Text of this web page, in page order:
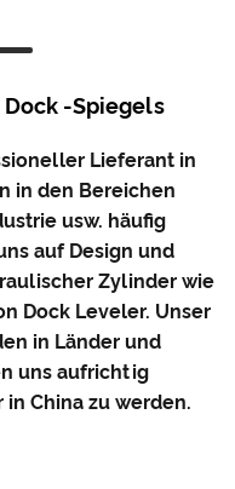
-Spiegels
Lieferant in
in den Bereichen
usw. häufig
auf Design und
Zylinder wie
Dock Leveler. Unser
in Länder und
uns aufrichtig
China zu werden.